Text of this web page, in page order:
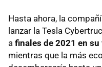
Hasta ahora, la
lanzar la Tesla
a finales de 2021 en
mientras que la más